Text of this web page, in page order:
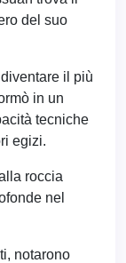
del suo
il più
in un
tecniche
egizi.
roccia
nel
notarono